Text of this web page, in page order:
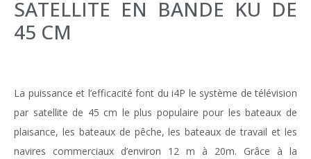
SATELLITE EN BANDE KU DE
45 CM
La puissance et l’efficacité font du i4P le système de télévision
par satellite de 45 cm le plus populaire pour les bateaux de
plaisance, les bateaux de pêche, les bateaux de travail et les
navires commerciaux d’environ 12 m à 20m. Grâce à la